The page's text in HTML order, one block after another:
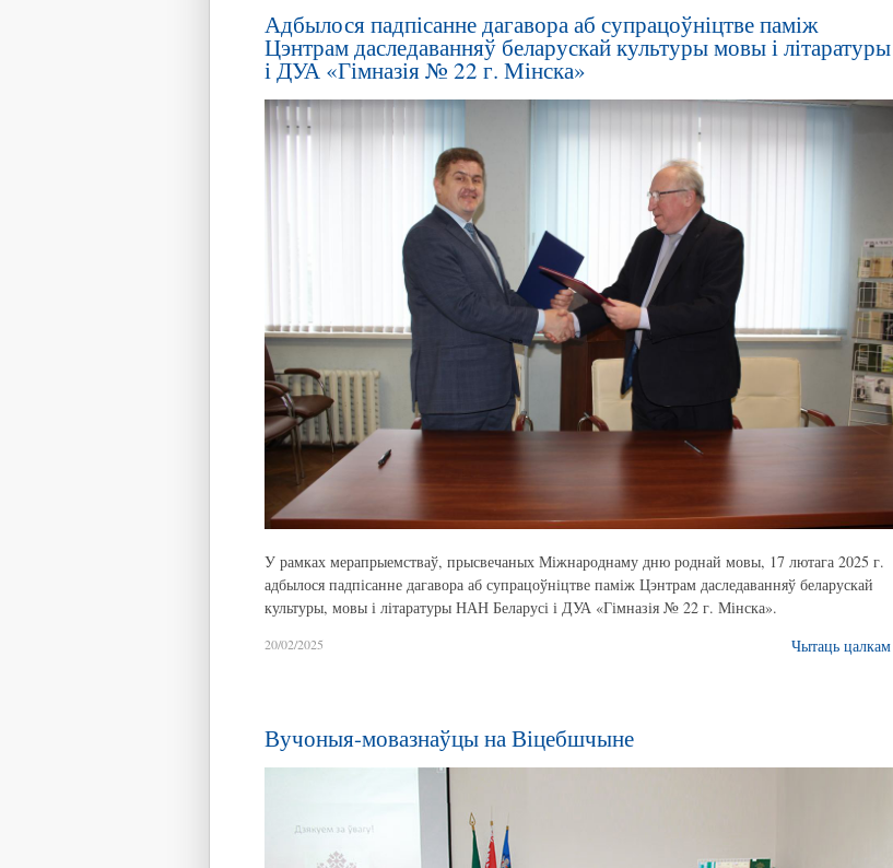
Адбылося падпісанне дагавора аб супрацоўніцтве паміж
Цэнтрам даследаванняў беларускай культуры мовы і літаратуры
і ДУА «Гімназія № 22 г. Мінска»
У рамках мерапрыемстваў, прысвечаных Міжнароднаму дню роднай мовы, 17 лютага 2025 г.
адбылося падпісанне дагавора аб супрацоўніцтве паміж Цэнтрам даследаванняў беларускай
культуры, мовы і літаратуры НАН Беларусі і ДУА «Гімназія № 22 г. Мінска».
20/02/2025 Чытаць цалкам
Вучоныя-мовазнаўцы на Віцебшчыне